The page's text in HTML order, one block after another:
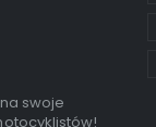
swoje